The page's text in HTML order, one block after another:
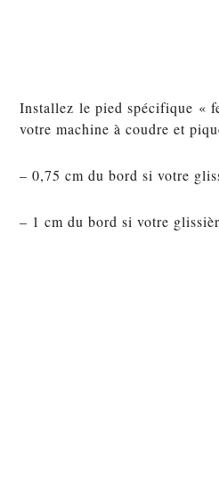
Installez le pied spécifique «
votre machine à coudre et
– 0,75 cm du bord si votre
– 1 cm du bord si votre